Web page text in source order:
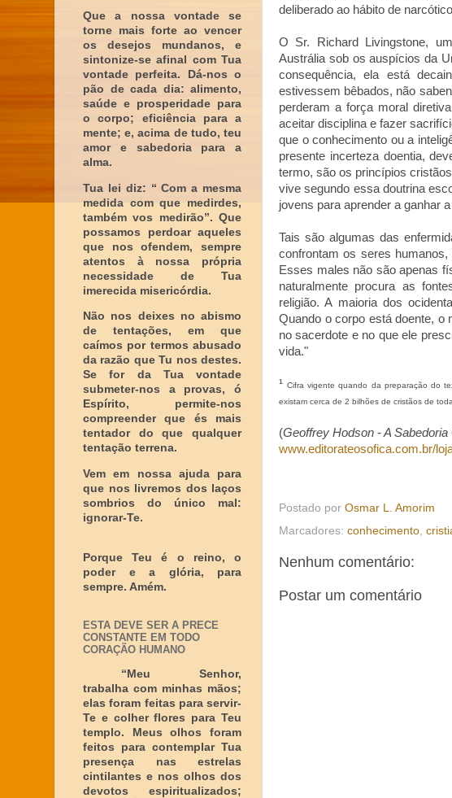
deliberado ao hábito de
O Sr. Richard Livingstone,
Austrália sob os auspícios da
consequência, ela está
estivessem bêbados, não
perderam a força moral
aceitar disciplina e fazer
que o conhecimento ou a
presente incerteza doentia,
termo, são os princípios
vive segundo essa doutrina
jovens para aprender a ganhar
Tais são algumas das
confrontam os seres
Esses males não são apenas
naturalmente procura as
religião. A maioria dos
Quando o corpo está doente, o
no sacerdote e no que ele
vida."
¹Cifra vigente quando da preparação do
existam cerca de 2 bilhões de cristãos de
(Geoffrey Hodson - A
www.editorateosofica.com.br/
Postado por Osmar L. Amorim
Marcadores: conhecimento
Nenhum comentário:
Postar um comentário
Que a nossa vontade se
torne mais forte ao vencer
os desejos mundanos, e
sintonize-se afinal com Tua
vontade perfeita. Dá-nos o
pão de cada dia: alimento,
saúde e prosperidade para
o corpo; eficiência para a
mente; e, acima de tudo, teu
amor e sabedoria para a
alma.
Tua lei diz: “ Com a mesma
medida com que medirdes,
também vos medirão”. Que
possamos perdoar aqueles
que nos ofendem, sempre
atentos à nossa própria
necessidade de Tua
imerecida misericórdia.
Não nos deixes no abismo
de tentações, em que
caímos por termos abusado
da razão que Tu nos destes.
Se for da Tua vontade
submeter-nos a provas, ó
Espírito, permite-nos
compreender que és mais
tentador do que qualquer
tentação terrena.
Vem em nossa ajuda para
que nos livremos dos laços
sombrios do único mal:
ignorar-Te.
Porque Teu é o reino, o
poder e a glória, para
sempre. Amém.
ESTA DEVE SER A PRECE
CONSTANTE EM TODO
CORAÇÃO HUMANO
“Meu Senhor,
trabalha com minhas mãos;
elas foram feitas para servir-
Te e colher flores para Teu
templo. Meus olhos foram
feitos para contemplar Tua
presença nas estrelas
cintilantes e nos olhos dos
devotos espiritualizados;